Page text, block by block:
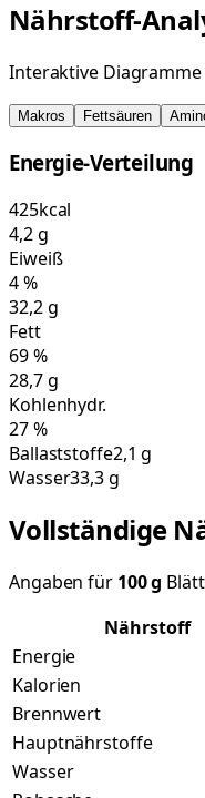
Nährstoff-
Interaktive
Makros Fettsäuren
Energie-Verteilung
425kcal
4,2g
Eiweiß
4%
32,2g
Fett
69%
28,7g
Kohlenhydr.
27%
Ballaststoffe2,1 g
Wasser33,3 g
Vollständige
Angaben für 100g
Nährstoff
Energie
Kalorien
Brennwert
Hauptnährstoffe
Wasser